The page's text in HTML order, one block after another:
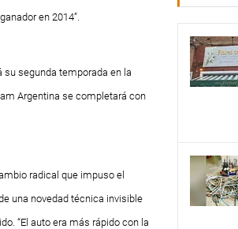
en 2014”.
su segunda temporada en la
Argentina se completará con
radical que impuso el
una novedad técnica invisible
“El auto era más rápido con la